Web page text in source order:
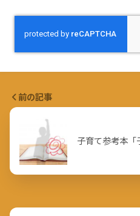
前の記事
子育て参考本「